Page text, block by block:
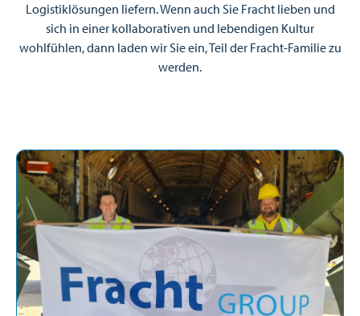
Logistiklösungen liefern. Wenn auch Sie Fracht lieben und
sich in einer kollaborativen und lebendigen Kultur
wohlfühlen, dann laden wir Sie ein, Teil der Fracht-Familie zu
werden.